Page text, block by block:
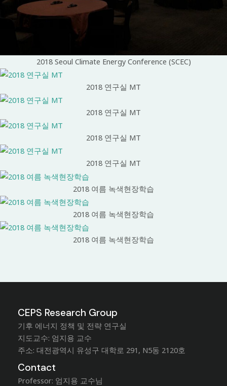
2018 Seoul Climate Energy Conference (SCEC)
2018 연구실 MT
2018 연구실 MT
2018 연구실 MT
2018 연구실 MT
2018 여름 녹색현장학습
2018 여름 녹색현장학습
2018 여름 녹색현장학습
CEPS Research Group
기후 에너지 정책 및 전략 연구실
지도교수: 엄지용 교수
주소: 대전광역시 유성구 대학로 291, N5동 2120호
Contact
Professor: 엄지용 교수님